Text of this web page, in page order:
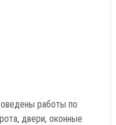
работы по
двери, оконные